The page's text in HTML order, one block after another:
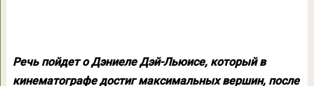
Речь пойдет о Дэниеле Дэй-Льюисе, который в
кинематографе достиг максимальных вершин, после